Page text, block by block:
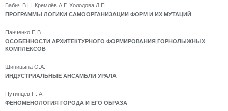
Бабич В.Н. Кремлёв А.Г. Холодова Л.П.
ПРОГРАММЫ ЛОГИКИ САМООРГАНИЗАЦИИ ФОРМ И ИХ МУТАЦИЙ
Панченко П.В.
ОСОБЕННОСТИ АРХИТЕКТУРНОГО ФОРМИРОВАНИЯ ГОРНОЛЫЖНЫХ
КОМПЛЕКСОВ
Шипицына О.А.
ИНДУСТРИАЛЬНЫЕ АНСАМБЛИ УРАЛА
Путинцев П. А.
ФЕНОМЕНОЛОГИЯ ГОРОДА И ЕГО ОБРАЗА